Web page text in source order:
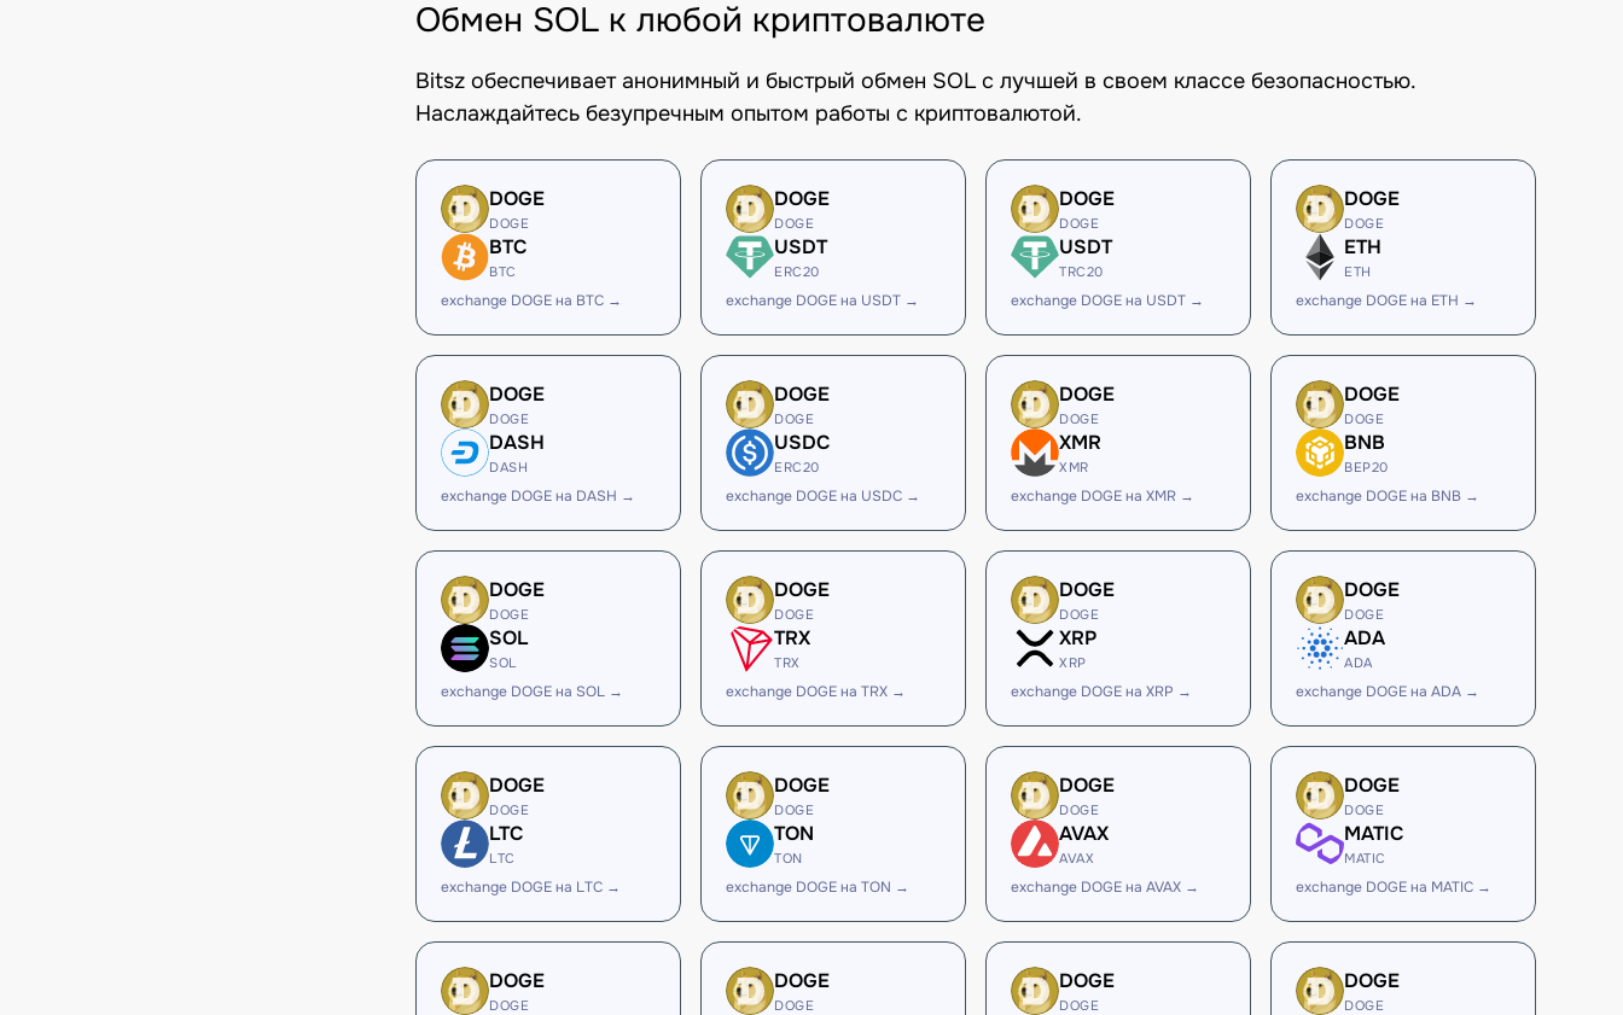
Обмен SOL к любой криптовалюте
Bitsz обеспечивает анонимный и быстрый обмен SOL с лучшей в своем классе безопасностью.
Наслаждайтесь безупречным опытом работы с криптовалютой.
DOGE
DOGE
BTC
BTC
exchange DOGE на BTC →
DOGE
DOGE
USDT
ERC20
exchange DOGE на USDT →
DOGE
DOGE
USDT
TRC20
exchange DOGE на USDT →
DOGE
DOGE
ETH
ETH
exchange DOGE на ETH →
DOGE
DOGE
DASH
DASH
exchange DOGE на DASH →
DOGE
DOGE
USDC
ERC20
exchange DOGE на USDC →
DOGE
DOGE
XMR
XMR
exchange DOGE на XMR →
DOGE
DOGE
BNB
BEP20
exchange DOGE на BNB →
DOGE
DOGE
SOL
SOL
exchange DOGE на SOL →
DOGE
DOGE
TRX
TRX
exchange DOGE на TRX →
DOGE
DOGE
XRP
XRP
exchange DOGE на XRP →
DOGE
DOGE
ADA
ADA
exchange DOGE на ADA →
DOGE
DOGE
LTC
LTC
exchange DOGE на LTC →
DOGE
DOGE
TON
TON
exchange DOGE на TON →
DOGE
DOGE
AVAX
AVAX
exchange DOGE на AVAX →
DOGE
DOGE
MATIC
MATIC
exchange DOGE на MATIC →
DOGE
DOGE
DOGE
DOGE
DOGE
DOGE
DOGE
DOGE